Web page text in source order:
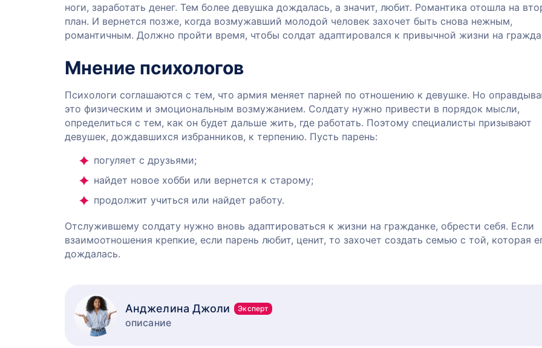
ноги, заработать денег. Тем более девушка дождалась, а значит, любит. Романтика отошла на
план. И вернется позже, когда возмужавший молодой человек захочет быть снова нежным,
романтичным. Должно пройти время, чтобы солдат адаптировался к привычной жизни на
Мнение психологов
Психологи соглашаются с тем, что армия меняет парней по отношению к девушке. Но
это физическим и эмоциональным возмужанием. Солдату нужно привести в порядок мысли,
определиться с тем, как он будет дальше жить, где работать. Поэтому специалисты призывают
девушек, дождавшихся избранников, к терпению. Пусть парень:
погуляет с друзьями;
найдет новое хобби или вернется к старому;
продолжит учиться или найдет работу.
Отслужившему солдату нужно вновь адаптироваться к жизни на гражданке, обрести себя. Если
взаимоотношения крепкие, если парень любит, ценит, то захочет создать семью с той, которая
дождалась.
Анджелина Джоли Эксперт
описание